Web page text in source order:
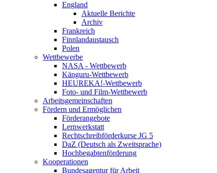
England
Aktuelle Berichte
Archiv
Frankreich
Finnlandaustausch
Polen
Wettbewerbe
NASA - Wettbewerb
Känguru-Wettbewerb
HEUREKA!-Wettbewerb
Foto- und Film-Wettbewerb
Arbeitsgemeinschaften
Fördern und Ermöglichen
Förderangebote
Lernwerkstatt
Rechtschreibförderkurse JG 5
DaZ (Deutsch als Zweitsprache)
Hochbegabtenförderung
Kooperationen
Bundesagentur für Arbeit